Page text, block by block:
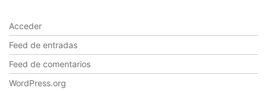
Acceder
Feed de entradas
Feed de comentarios
WordPress.org